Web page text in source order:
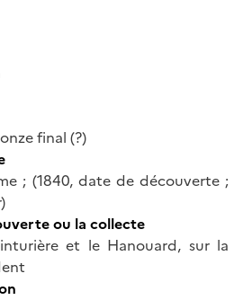
final (?)
; (1840, date de découverte ;
ou la collecte
et le Hanouard, sur la